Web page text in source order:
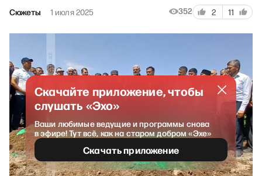
Сюжеты 1 июля 2025 352 2 11
Скачайте приложение, чтобы
слушать «Эхо»
Ваши любимые ведущие и программы снова
в эфире! Тут всё, как на старом добром «Эхе»
Скачать приложение